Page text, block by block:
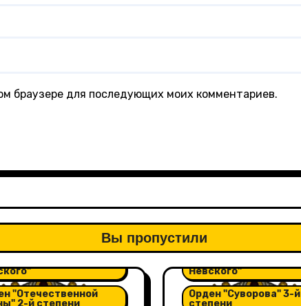
браузере для последующих моих комментариев.
Вы пропустили
"Отечественной
2-й степени
Невского"
Орден "Суворова" 3-й
степени